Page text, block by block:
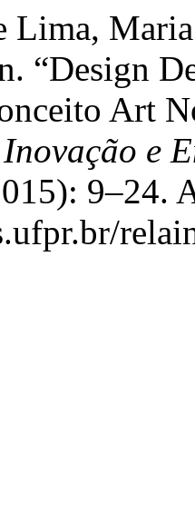
Lima,
“Design
Art
e
9–24.